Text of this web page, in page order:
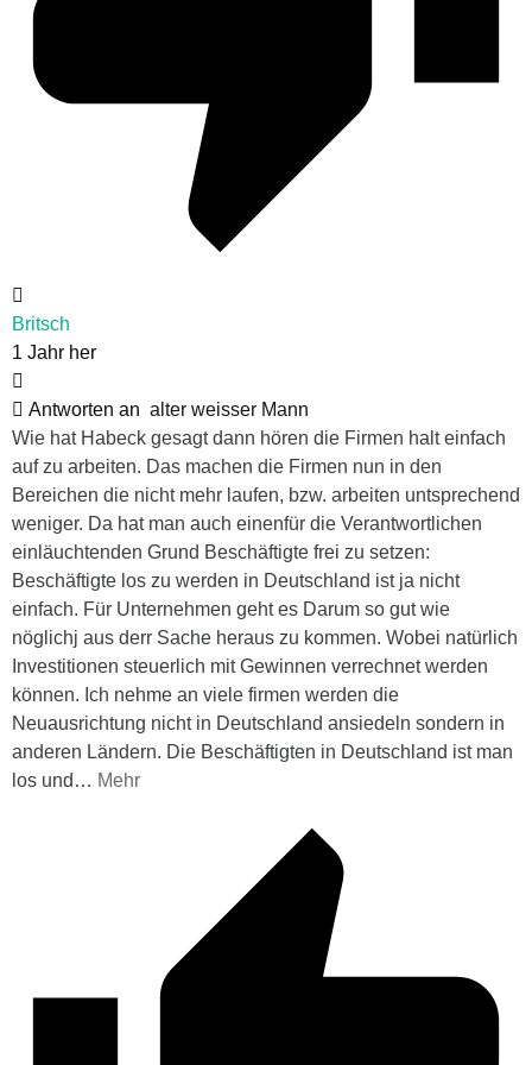
Britsch
1 Jahr her
Antworten an alter weisser Mann
Wie hat Habeck gesagt dann hören die Firmen halt einfach
auf zu arbeiten. Das machen die Firmen nun in den
Bereichen die nicht mehr laufen, bzw. arbeiten untsprechend
weniger. Da hat man auch einenfür die Verantwortlichen
einläuchtenden Grund Beschäftigte frei zu setzen:
Beschäftigte los zu werden in Deutschland ist ja nicht
einfach. Für Unternehmen geht es Darum so gut wie
nöglichj aus derr Sache heraus zu kommen. Wobei natürlich
Investitionen steuerlich mit Gewinnen verrechnet werden
können. Ich nehme an viele firmen werden die
Neuausrichtung nicht in Deutschland ansiedeln sondern in
anderen Ländern. Die Beschäftigten in Deutschland ist man
los und … Mehr